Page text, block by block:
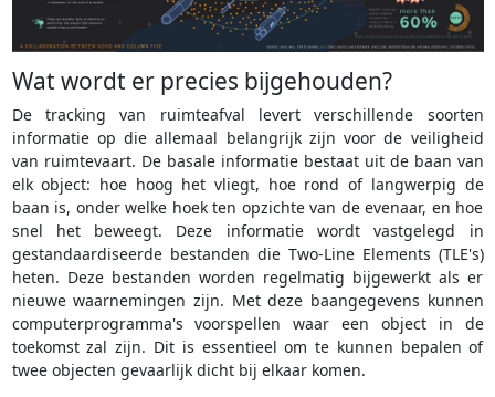
Wat wordt er precies bijgehouden?
De tracking van ruimteafval levert verschillende soorten
informatie op die allemaal belangrijk zijn voor de veiligheid
van ruimtevaart. De basale informatie bestaat uit de baan van
elk object: hoe hoog het vliegt, hoe rond of langwerpig de
baan is, onder welke hoek ten opzichte van de evenaar, en hoe
snel het beweegt. Deze informatie wordt vastgelegd in
gestandaardiseerde bestanden die Two-Line Elements (TLE's)
heten. Deze bestanden worden regelmatig bijgewerkt als er
nieuwe waarnemingen zijn. Met deze baangegevens kunnen
computerprogramma's voorspellen waar een object in de
toekomst zal zijn. Dit is essentieel om te kunnen bepalen of
twee objecten gevaarlijk dicht bij elkaar komen.